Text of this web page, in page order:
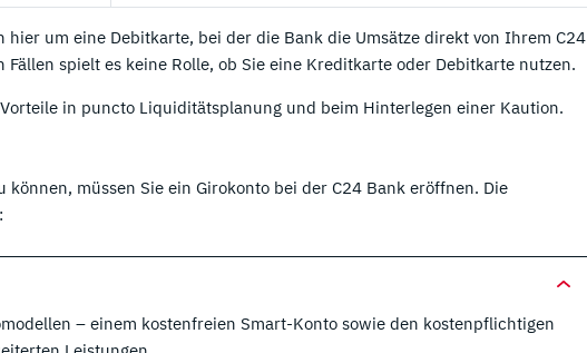
hier um eine Debitkarte, bei der die Bank die Umsätze direkt von Ihrem C24
spielt es keine Rolle, ob Sie eine Kreditkarte oder Debitkarte nutzen.
in puncto Liquiditätsplanung und beim Hinterlegen einer Kaution.
können, müssen Sie ein Girokonto bei der C24 Bank eröffnen. Die
– einem kostenfreien Smart-Konto sowie den kostenpflichtigen